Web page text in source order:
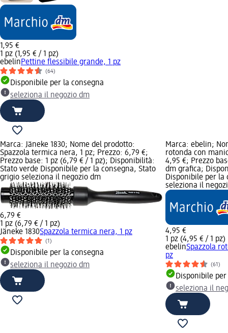
1,95 €
1 pz (1,95 € / 1 pz)
ebelinPettine flessibile grande, 1 pz
(64)
Disponibile per la consegna
seleziona il negozio dm
Marca: Jäneke 1830; Nome del prodotto:
Spazzola termica nera, 1 pz; Prezzo: 6,79 €;
Prezzo base: 1 pz (6,79 € / 1 pz); Disponibilità:
Stato verde Disponibile per la consegna, Stato
grigio seleziona il negozio dm
6,79 €
1 pz (6,79 € / 1 pz)
Jäneke 1830Spazzola termica nera, 1 pz
(1)
Disponibile per la consegna
seleziona il negozio dm
Marca: ebelin;
rotonda con
4,95 €; Prezzo
dm grafica;
Disponibile per la
seleziona il
4,95 €
1 pz (4,95 € / 1 pz)
ebelinSpazzola
pz
(61)
Disponibile
seleziona il